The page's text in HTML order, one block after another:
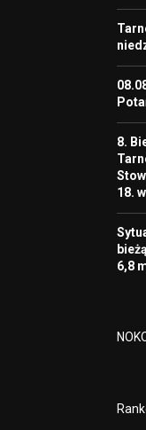
8.
18.
6,8